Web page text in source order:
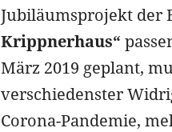
Jubiläumsprojekt der
Krippnerhaus“
März 2019 geplant,
verschiedenster
Corona-Pandemie,